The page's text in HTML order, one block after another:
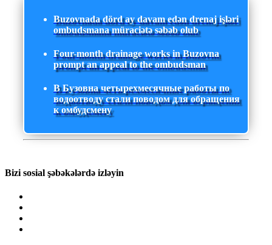
Buzovnada dörd ay davam edən drenaj işləri
ombudsmana müraciətə səbəb olub
Four-month drainage works in Buzovna
prompt an appeal to the ombudsman
В Бузовна четырехмесячные работы по
водоотводу стали поводом для обращения
к омбудсмену
Bizi sosial şəbəkələrdə izləyin